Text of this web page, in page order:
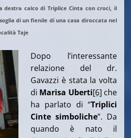
destra calco di Triplice Cinta con croci, il
di un fienile di una casa diroccata nel
Taje
Dopo l’interessante
relazione del dr.
Gavazzi è stata la volta
di Marisa Uberti[6] che
ha parlato di “Triplici
Cinte simboliche”. Da
quando è nato il